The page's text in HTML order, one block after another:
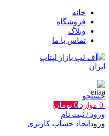
خانه
فروشگاه
وبلاگ
تماس با ما
جستجو
0 موارد 0 تومان
ورود / ثبت نام
ورود ایجاد حساب کاربری